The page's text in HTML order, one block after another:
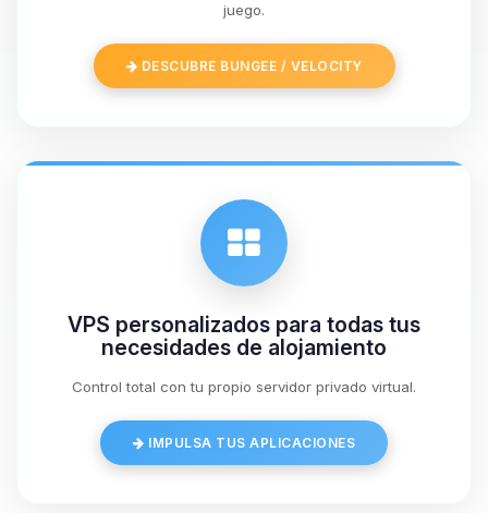
juego.
DESCUBRE BUNGEE / VELOCITY
VPS personalizados para todas tus
necesidades de alojamiento
Control total con tu propio servidor privado virtual.
IMPULSA TUS APLICACIONES
Yupi, por fin alguien con quien
que necesitas y moveré mis